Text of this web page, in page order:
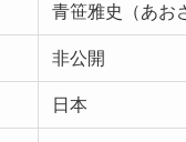
青笹雅史（あお
非公開
日本